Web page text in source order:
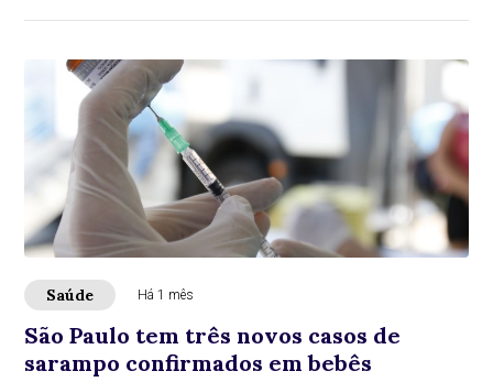
Saúde Há 1 mês
São Paulo tem três novos casos de
sarampo confirmados em bebês